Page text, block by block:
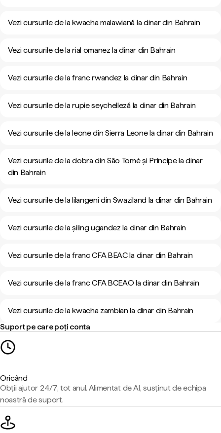
Vezi cursurile de la kwacha malawiană la dinar din Bahrain
Vezi cursurile de la rial omanez la dinar din Bahrain
Vezi cursurile de la franc rwandez la dinar din Bahrain
Vezi cursurile de la rupie seychelleză la dinar din Bahrain
Vezi cursurile de la leone din Sierra Leone la dinar din Bahrain
Vezi cursurile de la dobra din São Tomé și Príncipe la dinar
din Bahrain
Vezi cursurile de la lilangeni din Swaziland la dinar din Bahrain
Vezi cursurile de la șiling ugandez la dinar din Bahrain
Vezi cursurile de la franc CFA BEAC la dinar din Bahrain
Vezi cursurile de la franc CFA BCEAO la dinar din Bahrain
Vezi cursurile de la kwacha zambian la dinar din Bahrain
Suport pe care poți conta
Oricând
Obții ajutor 24/7, tot anul. Alimentat de AI, susținut de echipa
noastră de suport.